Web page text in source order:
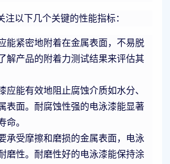
以下几个关键的性能指标：
能紧密地附着在金属表面，不易脱
解产品的附着力测试结果来评估其
应能有效地阻止腐蚀介质如水分、
表面。耐腐蚀性强的电泳漆能显著
命。
承受摩擦和磨损的金属表面，电泳
磨性。耐磨性好的电泳漆能保持涂